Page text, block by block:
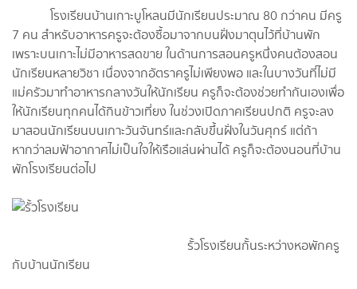
โรงเรียนบ้านเกาะบูโหลนมีนักเรียนประมาณ 80 กว่าคน มีครู
7 คน สำหรับอาหารครูจะต้องซื้อมาจากบนฝั่งมาตุนไว้ที่บ้านพัก
เพราะบนเกาะไม่มีอาหารสดขาย ในด้านการสอนครูหนึ่งคนต้องสอน
นักเรียนหลายวิชา เนื่องจากอัตราครูไม่เพียงพอ และในบางวันที่ไม่มี
แม่ครัวมาทำอาหารกลางวันให้นักเรียน ครูก็จะต้องช่วยทำกันเองเพื่อ
ให้นักเรียนทุกคนได้กินข้าวเที่ยง ในช่วงเปิดภาคเรียนปกติ ครูจะลง
มาสอนนักเรียนบนเกาะวันจันทร์และกลับขึ้นฝั่งในวันศุกร์ แต่ถ้า
หากว่าลมฟ้าอากาศไม่เป็นใจให้เรือแล่นผ่านได้ ครูก็จะต้องนอนที่บ้าน
พักโรงเรียนต่อไป
รั้วโรงเรียนกั้นระหว่างหอพักครู
กับบ้านนักเรียน